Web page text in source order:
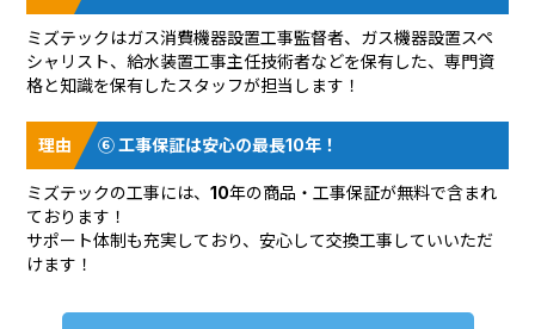
ミズテックはガス消費機器設置工事監督者、ガス機器設置スペ
シャリスト、給水装置工事主任技術者などを保有した、専門資
格と知識を保有したスタッフが担当します！
⑥ 工事保証は安心の最長10年！
ミズテックの工事には、10年の商品・工事保証が無料で含まれ
ております！
サポート体制も充実しており、安心して交換工事していいただ
けます！